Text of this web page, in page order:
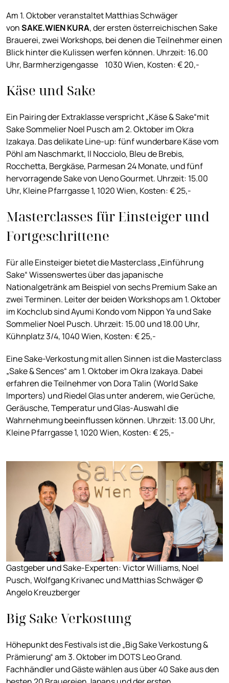
Am 1. Oktober veranstaltet Matthias Schwäger
vonSAKE.WIEN KURA, der ersten österreichischen Sake
Brauerei, zwei Workshops, bei denen die Teilnehmer einen
Blick hinter die Kulissen werfen können. Uhrzeit: 16.00
Uhr, Barmherzigengasse 1030 Wien, Kosten: € 20,-
Käse und Sake
Ein Pairing der Extraklasse verspricht „Käse & Sake“mit
Sake Sommelier Noel Pusch am 2. Oktober im Okra
Izakaya. Das delikate Line-up: fünf wunderbare Käse vom
Pöhl am Naschmarkt, Il Nocciolo, Bleu de Brebis,
Rocchetta, Bergkäse, Parmesan 24 Monate, und fünf
hervorragende Sake von Ueno Gourmet. Uhrzeit: 15.00
Uhr, Kleine Pfarrgasse 1, 1020 Wien, Kosten: € 25,-
Masterclasses für Einsteiger und
Fortgeschrittene
Für alle Einsteiger bietet die Masterclass „Einführung
Sake“ Wissenswertes über das japanische
Nationalgetränk am Beispiel von sechs Premium Sake an
zwei Terminen. Leiter der beiden Workshops am 1. Oktober
im Kochclub sind Ayumi Kondo vom Nippon Ya und Sake
Sommelier Noel Pusch. Uhrzeit: 15.00 und 18.00 Uhr,
Kühnplatz 3/4, 1040 Wien, Kosten: € 25,-
Eine Sake-Verkostung mit allen Sinnen ist die Masterclass
„Sake & Sences“ am 1. Oktober im Okra Izakaya. Dabei
erfahren die Teilnehmer von Dora Talin (World Sake
Importers) und Riedel Glas unter anderem, wie Gerüche,
Geräusche, Temperatur und Glas-Auswahl die
Wahrnehmung beeinflussen können. Uhrzeit: 13.00 Uhr,
Kleine Pfarrgasse 1, 1020 Wien, Kosten: € 25,-
Gastgeber und Sake-Experten: Victor Williams, Noel
Pusch, Wolfgang Krivanec und Matthias Schwäger ©
Angelo Kreuzberger
Big Sake Verkostung
Höhepunkt des Festivals ist die „Big Sake Verkostung &
Prämierung“ am 3. Oktober im DOTS Leo Grand.
Fachhändler und Gäste wählen aus über 40 Sake aus den